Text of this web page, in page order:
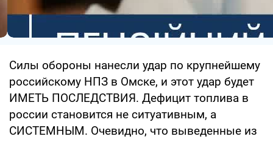
Силы обороны нанесли удар по крупнейшему
российскому НПЗ в Омске, и этот удар будет
ИМЕТЬ ПОСЛЕДСТВИЯ. Дефицит топлива в
россии становится не ситуативным, а
СИСТЕМНЫМ. Очевидно, что выведенные из